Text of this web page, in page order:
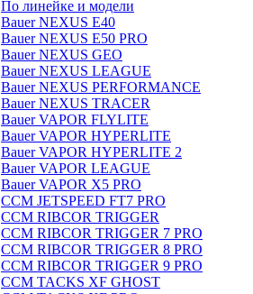
По линейке и модели
Bauer NEXUS E40
Bauer NEXUS E50 PRO
Bauer NEXUS GEO
Bauer NEXUS LEAGUE
Bauer NEXUS PERFORMANCE
Bauer NEXUS TRACER
Bauer VAPOR FLYLITE
Bauer VAPOR HYPERLITE
Bauer VAPOR HYPERLITE 2
Bauer VAPOR LEAGUE
Bauer VAPOR X5 PRO
CCM JETSPEED FT7 PRO
CCM RIBCOR TRIGGER
CCM RIBCOR TRIGGER 7 PRO
CCM RIBCOR TRIGGER 8 PRO
CCM RIBCOR TRIGGER 9 PRO
CCM TACKS XF GHOST